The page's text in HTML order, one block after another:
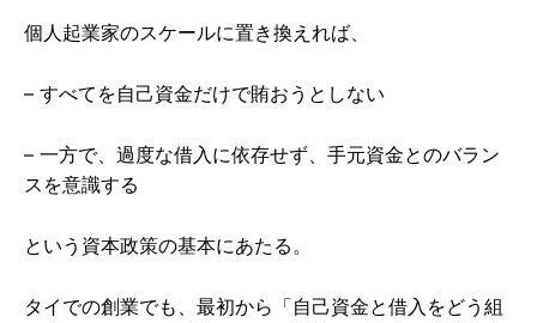
個人起業家のスケールに置き換えれば、
– すべてを自己資金だけで賄おうとしない
– 一方で、過度な借入に依存せず、手元資金とのバラン
スを意識する
という資本政策の基本にあたる。
タイでの創業でも、最初から「自己資金と借入をどう組